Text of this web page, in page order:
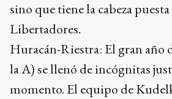
sino que tiene la cabeza
Libertadores.
Huracán-Riestra: El gran año
la A) se llenó de incógnitas
momento. El equipo de